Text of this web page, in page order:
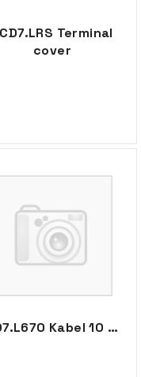
Terminal
cover
PCD7.L670 Kabel 10 m. dig.rom.contr.